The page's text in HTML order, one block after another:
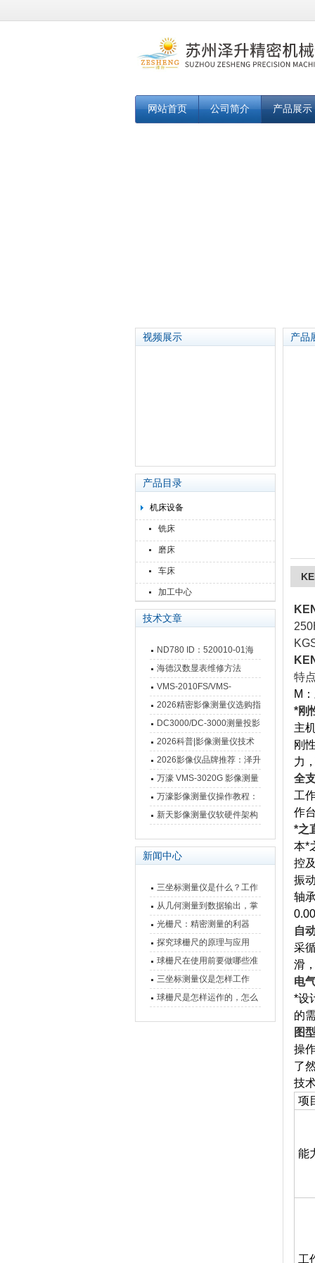
网站首页 公司简介 产品展示
视频展示
产品目录
机床设备
铣床
磨床
车床
加工中心
技术文章
ND780 ID：520010-01海
德汉数显表故障维修内容
海德汉数显表维修方法
VMS-2010FS/VMS-
3020FS/VMS-4030FS手动
影像测量仪技术参数
2026精密影像测量仪选购指
南 靠谱品牌一站式选型推荐
DC3000/DC-3000测量投影
仪万濠数据处理器数显表故
障维修方法
2026科普|影像测量仪技术
原理、分类及选型应用
2026影像仪品牌推荐：泽升
影像测量仪选型指南
万濠 VMS-3020G 影像测量
仪技术规格与应用解析
万濠影像测量仪操作教程：
从开机到出报告，新手也能
新天影像测量仪软硬件架构
新闻中心
三坐标测量仪是什么？工作
原理、分类与核心功能一次
讲清
从几何测量到数据输出，掌
握万濠影像测量仪的六大核
心能力
光栅尺：精密测量的利器
探究球栅尺的原理与应用
球栅尺在使用前要做哪些准
备工作？
三坐标测量仪是怎样工作
的，功能有什么优势？
球栅尺是怎样运作的，怎么
产品
特
M
*刚
主
刚
力
全
工
作
*之
本*
控
振
轴
自
采
滑
电
*设
的
图
操
了
技
项
能
工